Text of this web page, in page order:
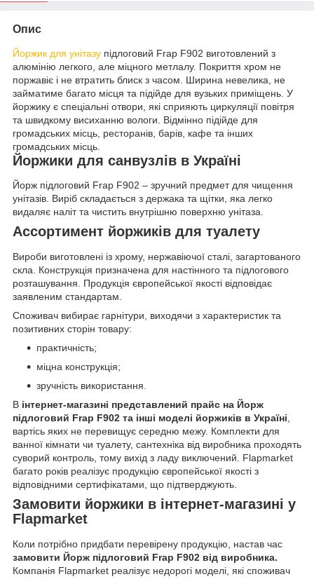
Опис
Йоржик для унітазу підлоговий Frap F902 виготовлений з
алюмінію легкого, але міцного метлалу. Покриття хром не
поржавіє і не втратить блиск з часом. Ширина невелика, не
займатиме багато місця та підійде для вузьких приміщень. У
йоржику є спеціальні отвори, які сприяють циркуляції повітря
та швидкому висиханню вологи. Відмінно підійде для
громадських місць, ресторанів, барів, кафе та інших
громадських місць.
Йоржики для санвузлів в Україні
Йорж підлоговий Frap F902 – зручний предмет для чищення
унітазів. Виріб складається з держака та щітки, яка легко
видаляє наліт та чистить внутрішню поверхню унітаза.
Ассортимент йоржиків для туалету
Вироби виготовлені із хрому, нержавіючої сталі, загартованого
скла. Конструкція призначена для настінного та підлогового
розташування. Продукція європейської якості відповідає
заявленим стандартам.
Споживач вибирає гарнітури, виходячи з характеристик та
позитивних сторін товару:
практичність;
міцна конструкція;
зручність використання.
В інтернет-магазині представлений прайс на Йорж
підлоговий Frap F902 та інші моделі йоржиків в Україні
вартісь яких не перевищує середню межу. Комплекти для
ванної кімнати чи туалету, сантехніка від виробника проходять
суворий контроль, тому вихід з ладу виключений. Flapmarket
багато років реалізує продукцію європейської якості з
відповідними сертифікатами, що підтверджують.
Замовити йоржики в інтернет-магазині у
Flapmarket
Коли потрібно придбати перевірену продукцію, настав час
замовити Йорж підлоговий Frap F902 від виробника.
Компанія Flapmarket реалізує недорогі моделі, які споживач